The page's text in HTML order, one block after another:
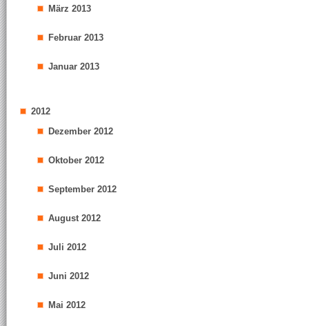
März 2013
Februar 2013
Januar 2013
2012
Dezember 2012
Oktober 2012
September 2012
August 2012
Juli 2012
Juni 2012
Mai 2012